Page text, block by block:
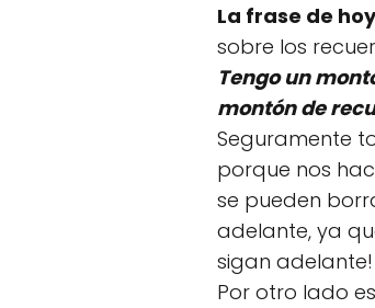
La frase de
sobre los
Tengo un
montón de
Seguramente
porque nos
se pueden
adelante, ya
sigan adelante!
Por otro lado